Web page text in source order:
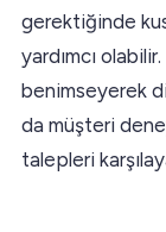
gerektiğinde
yardımcı
benimseyerek
da müşteri
talepleri